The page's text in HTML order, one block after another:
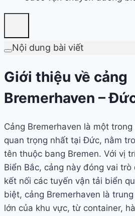
Nội dung bài viết
Giới thiệu về cảng
Bremerhaven –
Cảng Bremerhaven là một
quan trọng nhất tại Đức, nằm
tên thuộc bang Bremen. Với vị
Biển Bắc, cảng này đóng vai
kết nối các tuyến vận tải biển
biệt, cảng Bremerhaven là
lớn của khu vực, từ container,